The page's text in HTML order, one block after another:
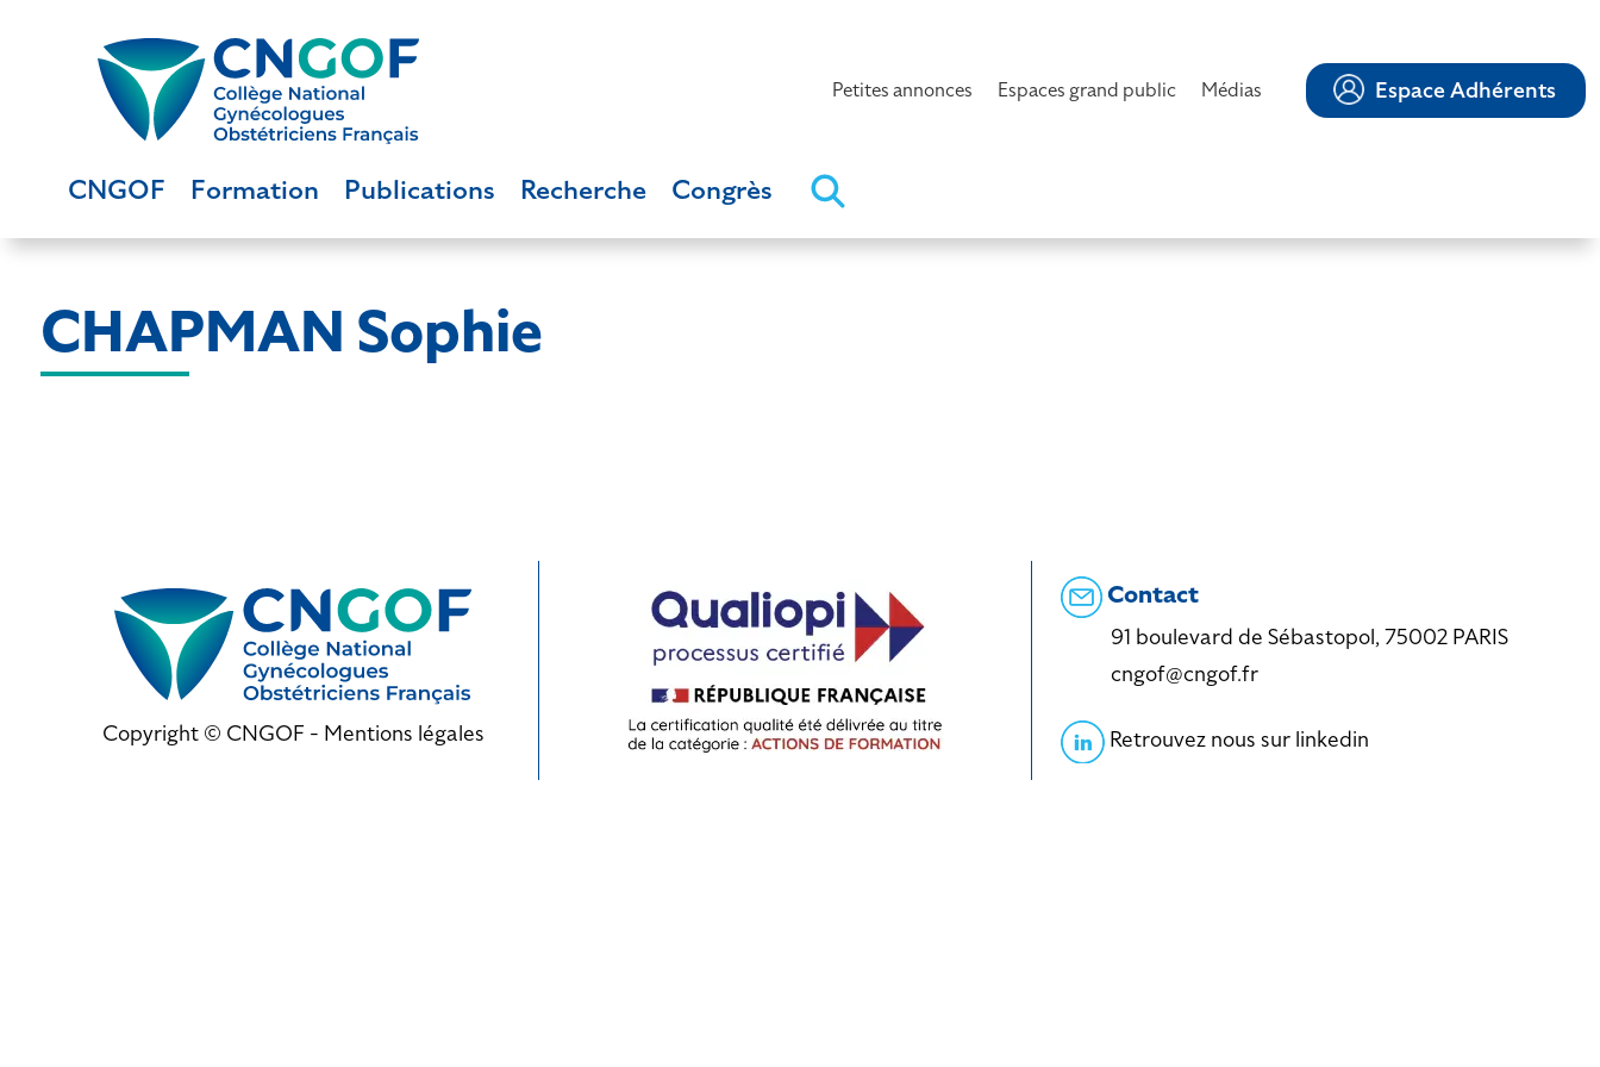
Petites annonces Espaces grand public Médias Espace Adhérents
CNGOF Formation Publications Recherche Congrès
CHAPMAN Sophie
Copyright © CNGOF - Mentions légales
Contact
91 boulevard de Sébastopol, 75002 PARIS
cngof@cngof.fr
Retrouvez nous sur linkedin